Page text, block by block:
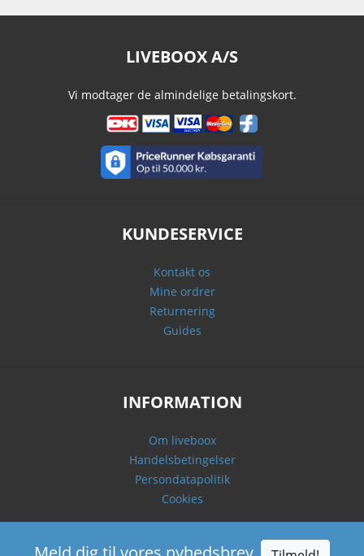
LIVEBOOX A/S
Vi modtager de almindelige betalingskort.
KUNDESERVICE
Kontakt os
Mine ordrer
Returnering
Guides
INFORMATION
Om liveboox
Handelsbetingelser
Persondatapolitik
Cookies